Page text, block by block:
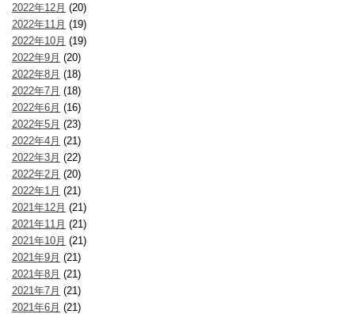
2022年12月 (20)
2022年11月 (19)
2022年10月 (19)
2022年9月 (20)
2022年8月 (18)
2022年7月 (18)
2022年6月 (16)
2022年5月 (23)
2022年4月 (21)
2022年3月 (22)
2022年2月 (20)
2022年1月 (21)
2021年12月 (21)
2021年11月 (21)
2021年10月 (21)
2021年9月 (21)
2021年8月 (21)
2021年7月 (21)
2021年6月 (21)